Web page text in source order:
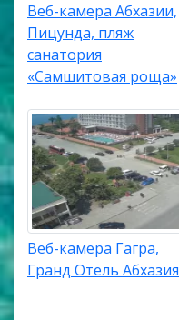
Веб-камера Абхазии,
Пицунда, пляж
санатория
«Самшитовая роща»
Веб-камера Гагра,
Гранд Отель Абхазия